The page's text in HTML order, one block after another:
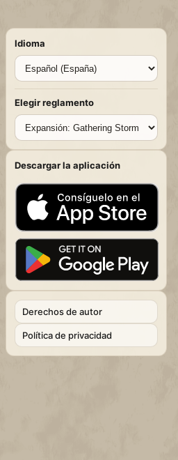
Idioma
Elegir reglamento
Descargar la aplicación
Derechos de autor
Política de privacidad